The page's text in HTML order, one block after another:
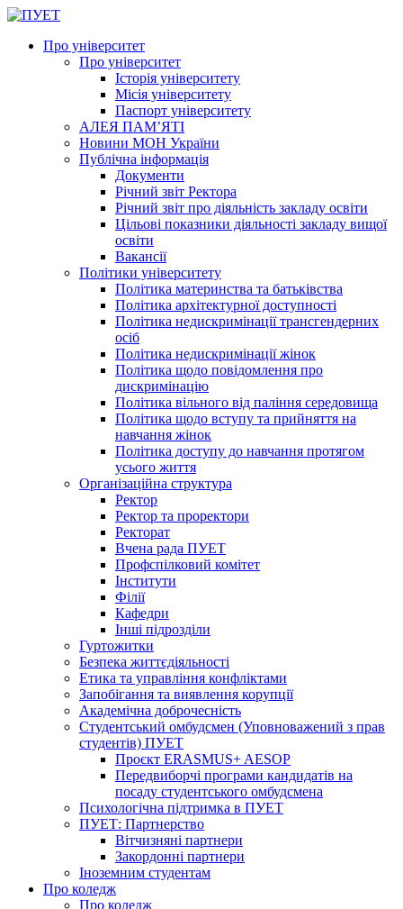
Про університет
Про університет
Історія університету
Місія університету
Паспорт університету
АЛЕЯ ПАМ’ЯТІ
Новини МОН України
Публічна інформація
Документи
Річний звіт Ректора
Річний звіт про діяльність закладу освіти
Цільові показники діяльності закладу вищої
освіти
Вакансії
Політики університету
Політика материнства та батьківства
Політика архітектурної доступності
Політика недискримінації трансгендерних
осіб
Політика недискримінації жінок
Політика щодо повідомлення про
дискримінацію
Політика вільного від паління середовища
Політика щодо вступу та прийняття на
навчання жінок
Політика доступу до навчання протягом
усього життя
Організаційна структура
Ректор
Ректор та проректори
Ректорат
Вчена рада ПУЕТ
Профспілковий комітет
Інститути
Філії
Кафедри
Інші підрозділи
Гуртожитки
Безпека життєдіяльності
Етика та управління конфліктами
Запобігання та виявлення корупції
Академічна доброчесність
Студентський омбудсмен (Уповноважений з прав
студентів) ПУЕТ
Проєкт ERASMUS+ AESOP
Передвиборчі програми кандидатів на
посаду студентського омбудсмена
Психологічна підтримка в ПУЕТ
ПУЕТ: Партнерство
Вітчизняні партнери
Закордонні партнери
Іноземним студентам
Про коледж
Про коледж